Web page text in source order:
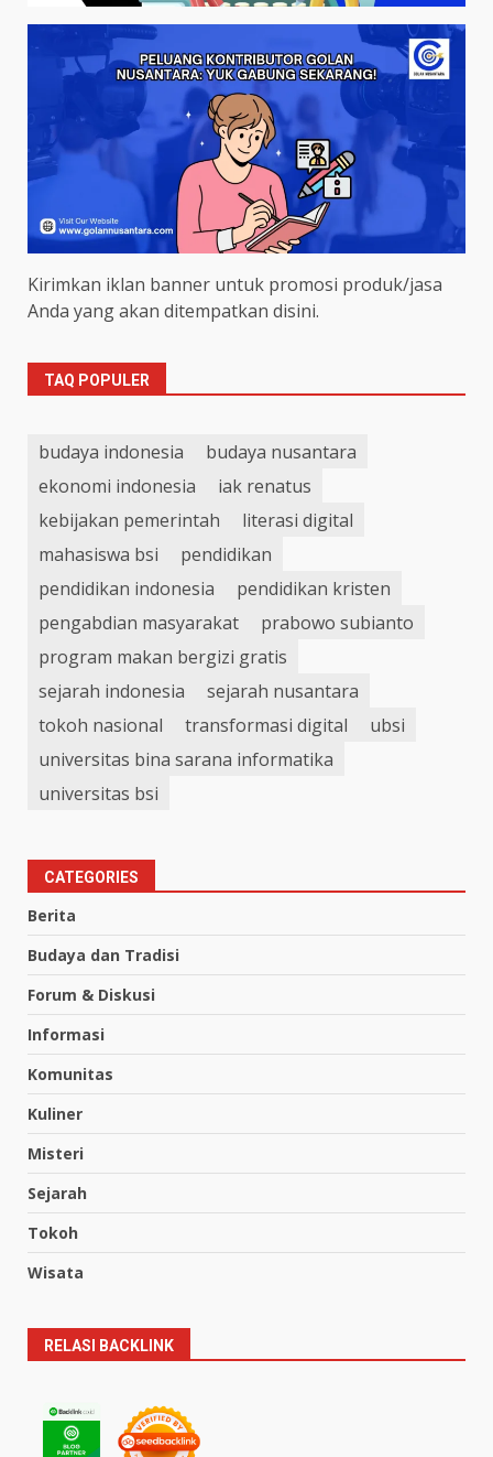
Kirimkan iklan banner untuk promosi produk/jasa
Anda yang akan ditempatkan disini.
TAQ POPULER
budaya indonesia
budaya nusantara
ekonomi indonesia
iak renatus
kebijakan pemerintah
literasi digital
mahasiswa bsi
pendidikan
pendidikan indonesia
pendidikan kristen
pengabdian masyarakat
prabowo subianto
program makan bergizi gratis
sejarah indonesia
sejarah nusantara
tokoh nasional
transformasi digital
ubsi
universitas bina sarana informatika
universitas bsi
CATEGORIES
Berita
Budaya dan Tradisi
Forum & Diskusi
Informasi
Komunitas
Kuliner
Misteri
Sejarah
Tokoh
Wisata
RELASI BACKLINK